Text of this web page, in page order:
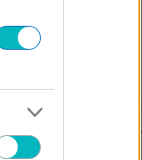
ΠΟΔΟΣΦΑΙΡΟ
ΑΕΚ: Εικόνες από
ομάδας ποδοσφαίρου